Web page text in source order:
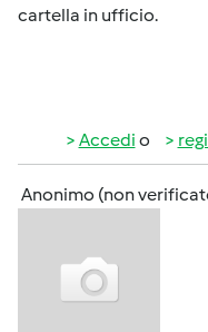
cartella in ufficio.
Accedi o
Anonimo (non